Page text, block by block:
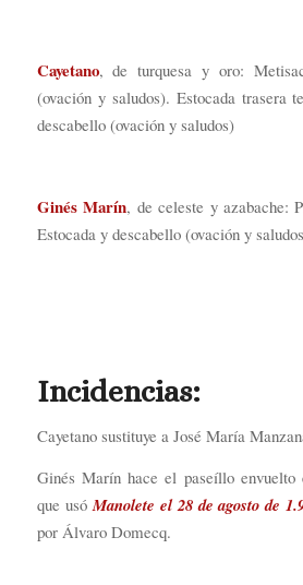
Cayetano, de turquesa y oro:
(ovación y saludos). Estocada trasera
descabello (ovación y saludos)
Ginés Marín, de celeste y azabache:
Estocada y descabello (ovación y
Incidencias:
Cayetano sustituye a José María
Ginés Marín hace el paseíllo envuelto
que usó Manolete el 28 de agosto de
por Álvaro Domecq.